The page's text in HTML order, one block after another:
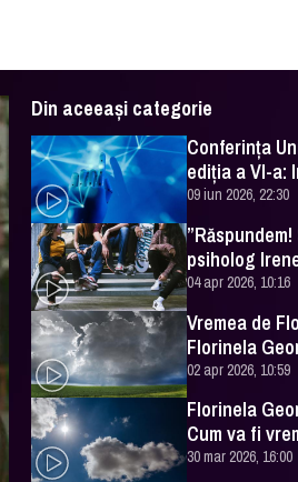
Din aceeași categorie
Conferința
ediția a VI-a:
artificială în
sau
09 iun 2026, 22:30
psiholog
despre
04 apr 2026, 10:16
Vremea de
Florinela
România) a
02 apr 2026, 10:59
Florinela
Cum va fi
de Paște 2026
30 mar 2026, 16:00